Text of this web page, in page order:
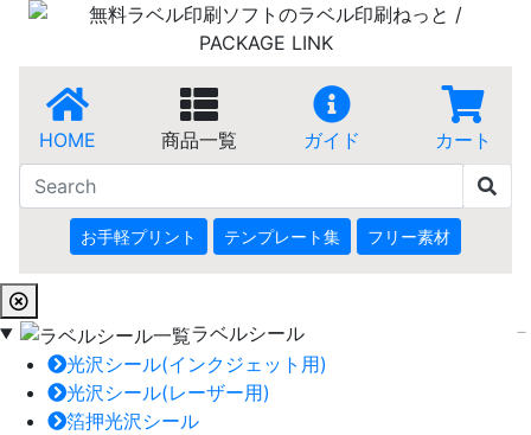
HOME 商品一覧 ガイド カート
お手軽プリント テンプレート集 フリー素材
ラベルシール
光沢シール(インクジェット用)
光沢シール(レーザー用)
箔押光沢シール